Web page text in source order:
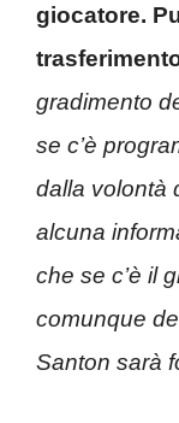
giocatore.
gradimento
se c’è
dalla volontà
alcuna
che se c’è il
comunque
Santon sarà